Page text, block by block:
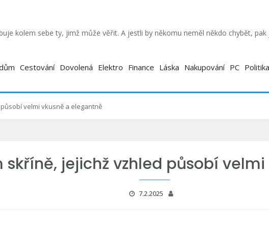
kolem sebe ty, jimž může věřit. A jestli by někomu neměl někdo chybět,
Cestování Dovolená Elektro Finance Láska Nakupování PC Politika
velmi vkusně a elegantně
skříně, jejichž vzhled působí
7.2.2025